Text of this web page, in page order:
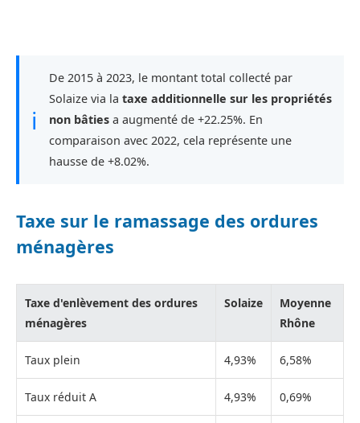
ℹ
De 2015 à 2023, le montant total collecté par
Solaize via la taxe additionnelle sur les propriétés
non bâties a augmenté de +22.25%. En
comparaison avec 2022, cela représente une
hausse de +8.02%.
Taxe sur le ramassage des ordures
ménagères
Taxe d'enlèvement des ordures
ménagères
Solaize
Moyenne
Rhône
Taux plein 4,93% 6,58%
Taux réduit A 4,93% 0,69%